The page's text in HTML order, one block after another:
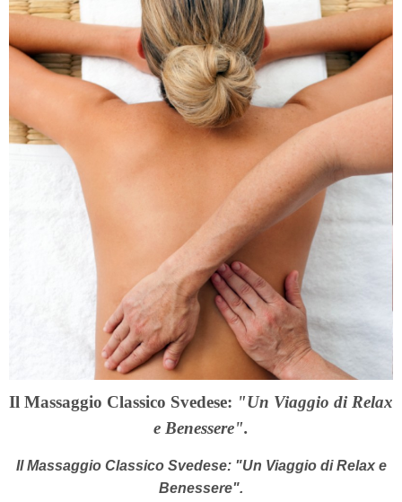
Il Massaggio Classico Svedese: "Un Viaggio di Relax
e Benessere".
Il Massaggio Classico Svedese: "Un Viaggio di Relax e
Benessere".